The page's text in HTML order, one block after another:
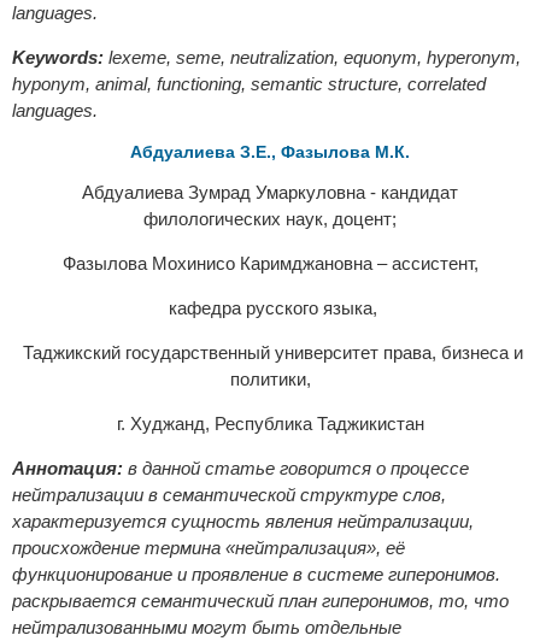
languages.
Keywords: lexeme, seme, neutralization, equonym, hyperonym,
hyponym, animal, functioning, semantic structure, correlated
languages.
Абдуалиева З.E., Фазылова М.К.
Абдуалиева Зумрад Умаркуловна - кандидат
филологических наук, доцент;
Фазылова Мохинисо Каримджановна – ассистент,
кафедра русского языка,
Таджикский государственный университет права, бизнеса и
политики,
г. Худжанд, Республика Таджикистан
Аннотация: в данной статье говорится о процессе
нейтрализации в семантической структуре слов,
характеризуется сущность явления нейтрализации,
происхождение термина «нейтрализация», её
функционирование и проявление в системе гиперонимов.
раскрывается семантический план гиперонимов, то, что
нейтрализованными могут быть отдельные